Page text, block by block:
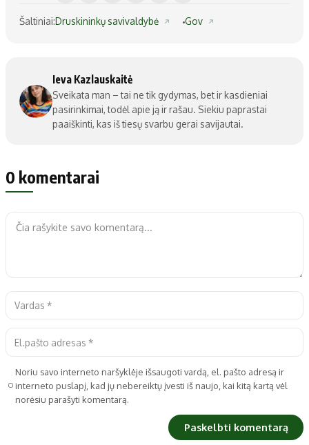
Šaltiniai:Druskininkų savivaldybė Gov
Ieva Kazlauskaitė
Sveikata man – tai ne tik gydymas, bet ir kasdieniai
pasirinkimai, todėl apie ją ir rašau. Siekiu paprastai
paaiškinti, kas iš tiesų svarbu gerai savijautai.
0 komentarai
Noriu savo interneto naršyklėje išsaugoti vardą, el. pašto adresą ir
interneto puslapį, kad jų nebereiktų įvesti iš naujo, kai kitą kartą vėl
norėsiu parašyti komentarą.